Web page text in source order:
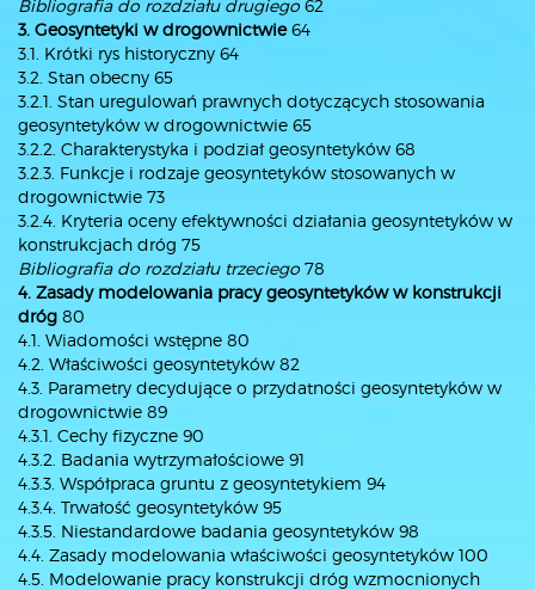
Bibliografia do rozdziału drugiego 62
3. Geosyntetyki w drogownictwie64
3.1. Krótki rys historyczny 64
3.2. Stan obecny 65
3.2.1. Stan uregulowań prawnych dotyczących stosowania
geosyntetyków w drogownictwie 65
3.2.2. Charakterystyka i podział geosyntetyków 68
3.2.3. Funkcje i rodzaje geosyntetyków stosowanych w
drogownictwie 73
3.2.4. Kryteria oceny efektywności działania geosyntetyków w
konstrukcjach dróg 75
Bibliografia do rozdziału trzeciego 78
4. Zasady modelowania pracy geosyntetyków w konstrukcji
dróg 80
4.1. Wiadomości wstępne 80
4.2. Właściwości geosyntetyków 82
4.3. Parametry decydujące o przydatności geosyntetyków w
drogownictwie 89
4.3.1. Cechy fizyczne 90
4.3.2. Badania wytrzymałościowe 91
4.3.3. Współpraca gruntu z geosyntetykiem 94
4.3.4. Trwałość geosyntetyków 95
4.3.5. Niestandardowe badania geosyntetyków 98
4.4. Zasady modelowania właściwości geosyntetyków 100
4.5. Modelowanie pracy konstrukcji dróg wzmocnionych